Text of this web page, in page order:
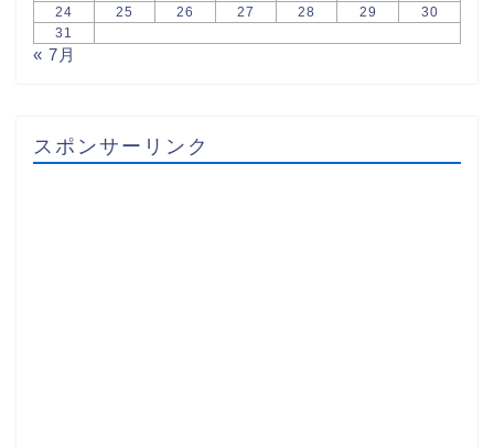
24
25 26 27 28 29
30
31
« 7月
スポンサーリンク